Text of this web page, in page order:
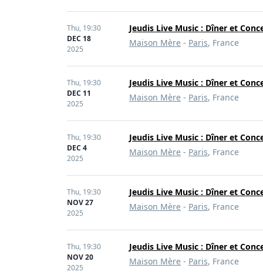
Thu, 19:30
DEC 18
2025
Jeudis Live Music : Dîner et
Maison Mère - Paris, France
Thu, 19:30
DEC 11
2025
Jeudis Live Music : Dîner et
Maison Mère - Paris, France
Thu, 19:30
DEC 4
2025
Jeudis Live Music : Dîner et
Maison Mère - Paris, France
Thu, 19:30
NOV 27
2025
Jeudis Live Music : Dîner et
Maison Mère - Paris, France
Thu, 19:30
NOV 20
2025
Jeudis Live Music : Dîner et
Maison Mère - Paris, France